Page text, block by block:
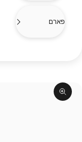
פארם
תקריב